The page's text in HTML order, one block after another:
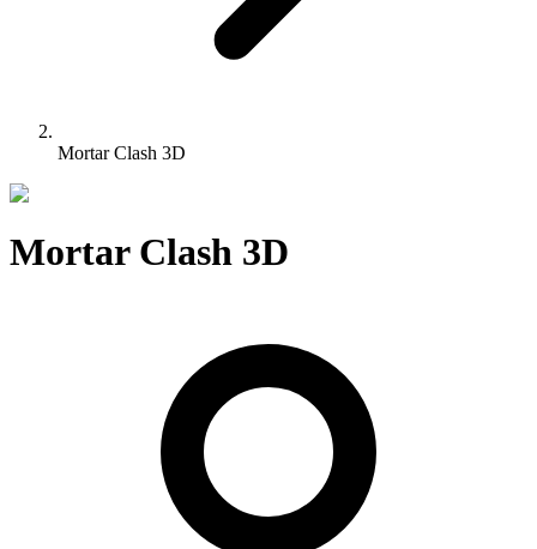
Mortar Clash 3D
Mortar Clash 3D